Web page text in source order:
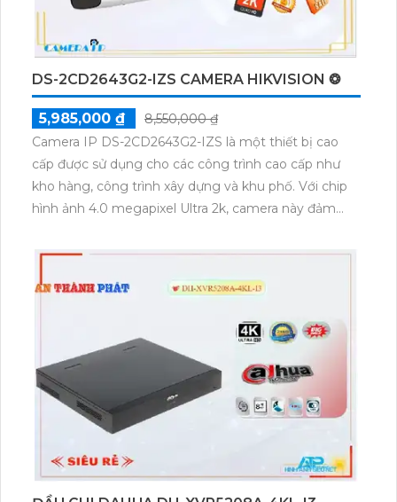
đảm bảo chất lượng hình ảnh tốt ngay cả trong điều
tiên tiến, Camera quan sát Công Nghệ POE KX-
CAi2203N2-AB là lựa chọn lý tưởng cho việc giám sát
và bảo vệ an ninh trong các dự án cao cấp.
DS-2CD2643G2-IZS CAMERA HIKVISION ❂
5,985,000 ₫
8,550,000 ₫
Camera IP DS-2CD2643G2-IZS là một thiết bị cao
cấp được sử dụng cho các công trình cao cấp như
kho hàng, công trình xây dựng và khu phố. Với chip
hình ảnh 4.0 megapixel Ultra 2k, camera này đảm
cạnh đó, tính năng hồng ngoại EXIR cung cấp khả
sắt chắc chắn, camera này có khả năng hoạt động
ổn định trong môi trường khắc nghiệt. Hơn nữa, nó
còn tích hợp công nghệ AI thông minh để cung cấp
hình ảnh trung thực và giám sát hiệu quả.